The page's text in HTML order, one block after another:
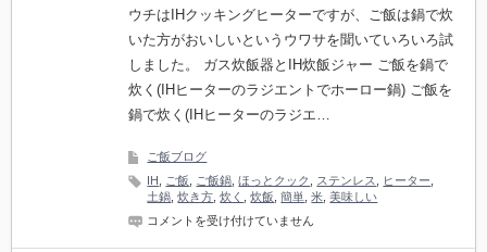
炊
飯
器
の
ご
飯
ウチはIHクッキングヒーターですが、ご飯は鍋で炊
いた方がおいしいというウワサを聞いていろいろ試
しました。 ガス炊飯器とIH炊飯ジャー ご飯を鍋で
炊く(IHヒーターのラジエントでホーロー鍋) ご飯を
鍋で炊く(IHヒーターのラジエ…
ご飯ブログ
IH
ご飯 ご飯鍋 ,ほっとクック ステンレス ヒーター
土鍋 ,炊き方 ,炊く ,炊飯 ,簡単 ,米 ,美味しい
ご
コメントを受け付けていません